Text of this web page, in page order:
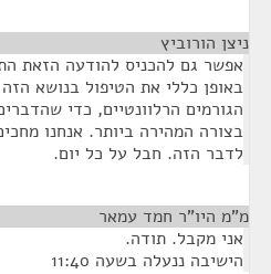
ניצן הורוביץ
אפשר גם להכניס להודעה הזאת
באופן כללי את הטיפול בנושא
הגורמים הרלוונטיים, כדי
בצורה המהירה ביותר. אנחנו
לדבר הזה. חבל על כל יום.
מ"מ היו"ר חמד עמאר
אני מקבל. תודה.
הישיבה ננעלה בשעה 11:40